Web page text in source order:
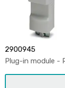
2900945
Plug-in module -